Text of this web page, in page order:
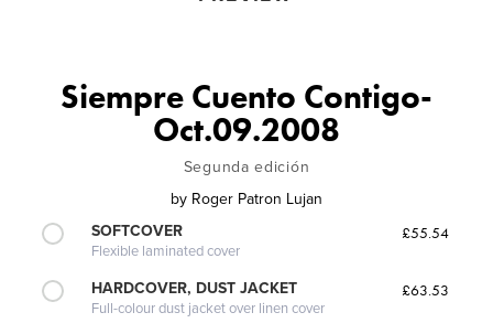
Siempre Cuento Contigo-
Oct.09.2008
Segunda edición
by Roger Patron Lujan
SOFTCOVER
Flexible laminated cover
£55.54
HARDCOVER, DUST JACKET
Full-colour dust jacket over linen cover
£63.53